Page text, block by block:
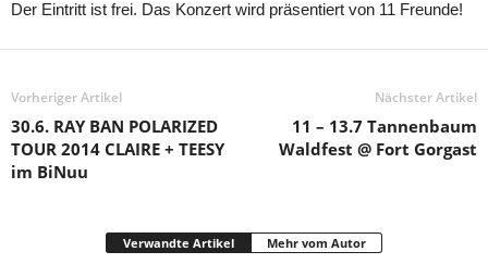
Der Eintritt ist frei. Das Konzert wird präsentiert von 11 Freunde!
Vorheriger Artikel
30.6. RAY BAN POLARIZED
TOUR 2014 CLAIRE + TEESY
im BiNuu
Nächster Artikel
11 – 13.7 Tannenbaum
Waldfest @ Fort Gorgast
Verwandte Artikel Mehr vom Autor